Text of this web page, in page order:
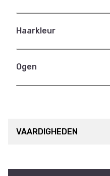
Haarkleur
Ogen
VAARDIGHEDEN